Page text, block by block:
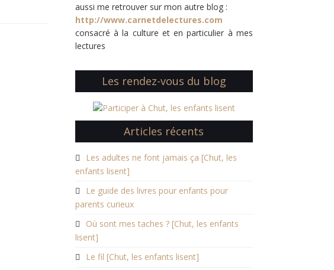
aussi me retrouver sur mon autre blog :
http://www.carnetdelectures.com
consacré à la culture et en particulier à mes
lectures
Les rendez-vous du blog
Articles récents
Les adultes ne font jamais ça [Chut, les
enfants lisent]
Le guide des livres pour enfants pour
parents curieux
Où sont mes taches ? [Chut, les enfants
lisent]
Le fil [Chut, les enfants lisent]